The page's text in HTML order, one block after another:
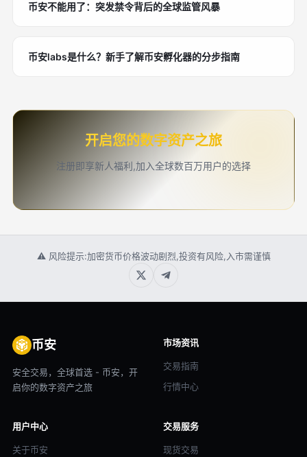
币安不能用了：突发禁令背后的全球监管风暴
币安labs是什么？新手了解币安孵化器的分步指南
开启您的数字资产之旅
注册即享新人福利,加入全球数百万用户的选择
⚠ 风险提示:加密货币价格波动剧烈,投资有风险,入市需谨慎
币安
安全交易，全球首选 - 币安，开
启你的数字资产之旅
市场资讯
交易指南
行情中心
用户中心
关于币安
交易服务
现货交易